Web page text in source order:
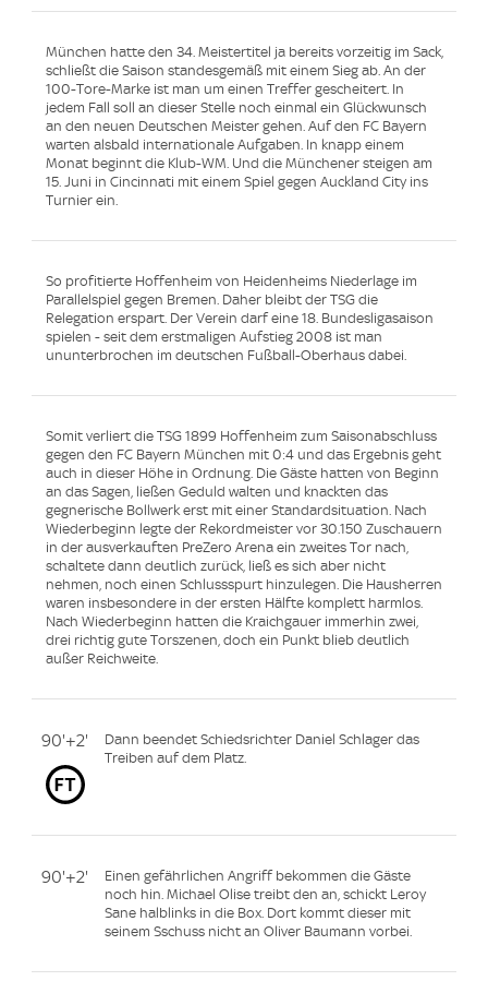
München hatte den 34. Meistertitel ja bereits vorzeitig im Sack,
schließt die Saison standesgemäß mit einem Sieg ab. An der
100-Tore-Marke ist man um einen Treffer gescheitert. In
jedem Fall soll an dieser Stelle noch einmal ein Glückwunsch
an den neuen Deutschen Meister gehen. Auf den FC Bayern
warten alsbald internationale Aufgaben. In knapp einem
Monat beginnt die Klub-WM. Und die Münchener steigen am
15. Juni in Cincinnati mit einem Spiel gegen Auckland City ins
Turnier ein.
So profitierte Hoffenheim von Heidenheims Niederlage im
Parallelspiel gegen Bremen. Daher bleibt der TSG die
Relegation erspart. Der Verein darf eine 18. Bundesligasaison
spielen - seit dem erstmaligen Aufstieg 2008 ist man
ununterbrochen im deutschen Fußball-Oberhaus dabei.
Somit verliert die TSG 1899 Hoffenheim zum Saisonabschluss
gegen den FC Bayern München mit 0:4 und das Ergebnis geht
auch in dieser Höhe in Ordnung. Die Gäste hatten von Beginn
an das Sagen, ließen Geduld walten und knackten das
gegnerische Bollwerk erst mit einer Standardsituation. Nach
Wiederbeginn legte der Rekordmeister vor 30.150 Zuschauern
in der ausverkauften PreZero Arena ein zweites Tor nach,
schaltete dann deutlich zurück, ließ es sich aber nicht
nehmen, noch einen Schlussspurt hinzulegen. Die Hausherren
waren insbesondere in der ersten Hälfte komplett harmlos.
Nach Wiederbeginn hatten die Kraichgauer immerhin zwei,
drei richtig gute Torszenen, doch ein Punkt blieb deutlich
außer Reichweite.
90'+2'
Dann beendet Schiedsrichter Daniel Schlager das
Treiben auf dem Platz.
90'+2'
Einen gefährlichen Angriff bekommen die Gäste
noch hin. Michael Olise treibt den an, schickt Leroy
Sane halblinks in die Box. Dort kommt dieser mit
seinem Sschuss nicht an Oliver Baumann vorbei.